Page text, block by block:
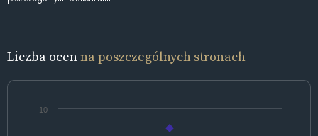
Liczba ocenna poszczególnych stronach
10